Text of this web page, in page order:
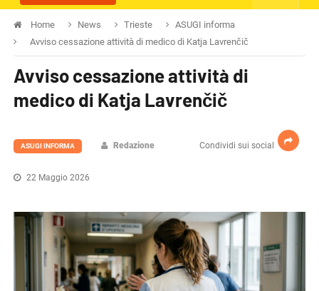
Home News Trieste
ASUGI informa
Avviso cessazione attività di medico di Katja Lavrenčič
Avviso cessazione attività di
medico di Katja Lavrenčič
Condividi sui social
ASUGI INFORMA Redazione
22 Maggio 2026